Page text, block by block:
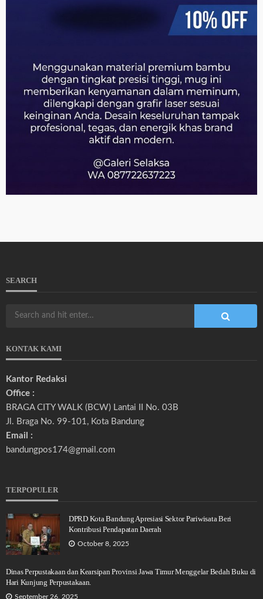
SEARCH
KONTAK KAMI
Kantor Redaksi
Office :
BRAGA CITY WALK (BCW) Lantai II No. 03B
Jl. Braga No. 99-101, Kota Bandung
Email :
bandungpos174@gmail.com
TERPOPULER
DPRD Kota Bandung Apresiasi Sektor Pariwisata Beri
Kontribusi Pendapatan Daerah
October 8, 2025
Dinas Perpustakaan dan Kearsipan Provinsi Jawa Timur Menggelar Bedah Buku di
Hari Kunjung Perpustakaan.
September 26, 2025